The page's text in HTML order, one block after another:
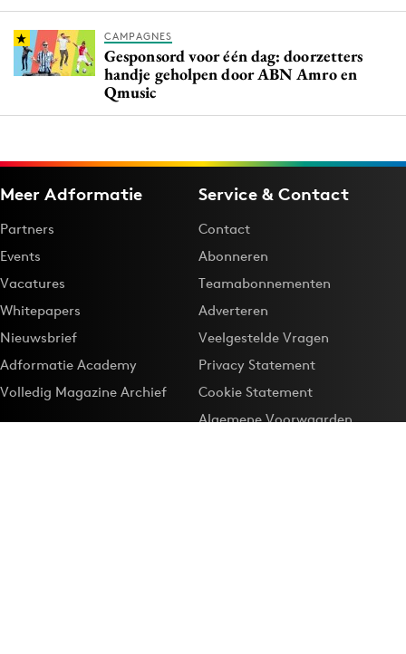
CAMPAGNES
Gesponsord voor één dag: doorzetters
handje geholpen door ABN Amro en
Qmusic
Meer Adformatie
Partners
Events
Vacatures
Whitepapers
Nieuwsbrief
Adformatie Academy
Volledig Magazine Archief
Service & Contact
Contact
Abonneren
Teamabonnementen
Adverteren
Veelgestelde Vragen
Privacy Statement
Cookie Statement
Algemene Voorwaarden